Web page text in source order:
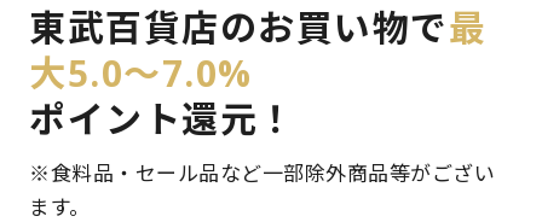
新規入会＆条件達成で
最大12,000pt
プレゼント！
※条件達成に応じて付与ポイントを加算。最大で
12,000ptプレゼント。
東武百貨店のお買い物で最
大5.0～7.0%
ポイント還元！
※食料品・セール品など一部除外商品等がござい
ます。
モバイルのPASMO定期券で
最大5.0～5.5％
元！
毎日の通勤・通学がさらにおトクに。